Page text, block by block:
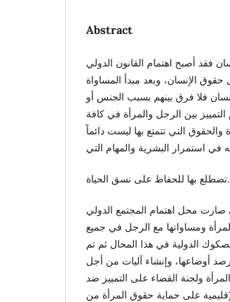
Abstract
فقد أصبح اهتمام القانون الدولي
الإنسان، وبعد مبدأ المساواة
فلا فرق بينهم بسبب الجنس أو
التمييز بين الرجل والمرأة في كافة
والحقوق التي تتمتع بها ليست دائماً
في استمرار البشرية والمهام التي
تضطلع بها للحفاظ على نسق الحياة.
صارت محل اهتمام المجتمع الدولي
ومساواتها مع الرجل في جميع
الدولية في هذا المحال ثم تم
أوضاعها، وإنشاء آليات من أجل
ولجنة القضاء على التمييز ضد
على حماية حقوق المرأة من